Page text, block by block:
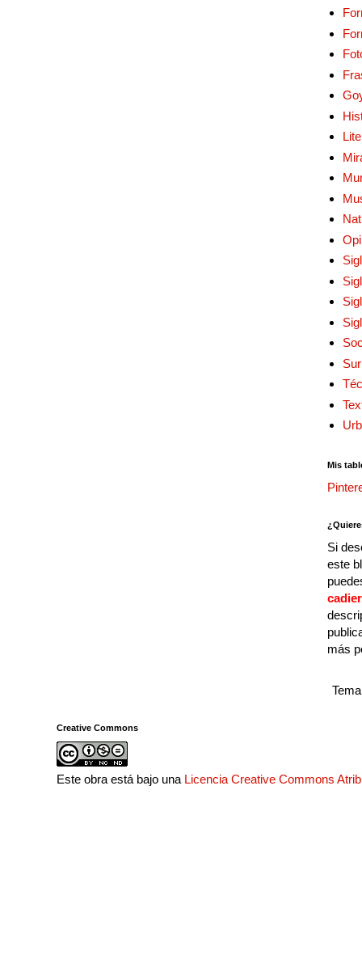
Mis
Si
este
más
Creative Commons
Este obra está bajo una Licencia Creative Commons